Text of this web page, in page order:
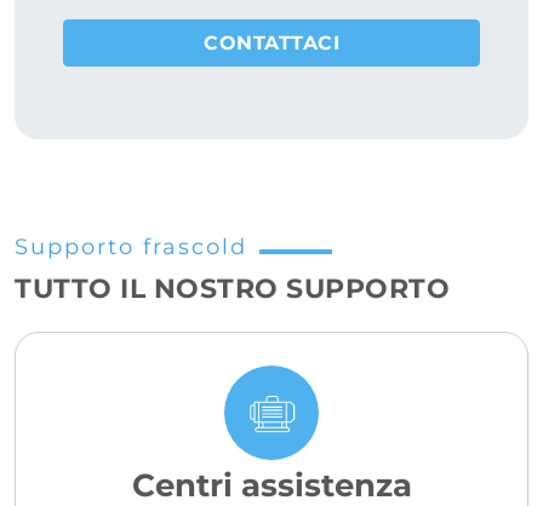
CONTATTACI
Supporto frascold
TUTTO IL NOSTRO SUPPORTO
Centri assistenza